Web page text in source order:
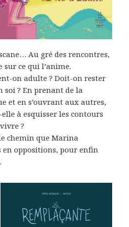
Au gré des rencontres,
ce qui l’anime.
on adulte ? Doit-on rester
soi ? En prenant de la
et en s’ouvrant aux autres,
à esquisser les contours
?
chemin que Marina
en oppositions, pour enfin